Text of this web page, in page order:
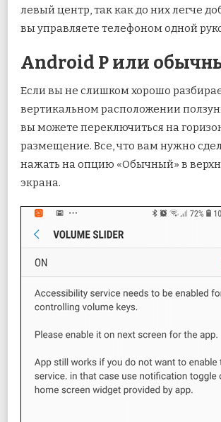
левый центр, так как до них легче
вы управляете телефоном одной
Android P или
Если вы не слишком хорошо
вертикальном расположении
вы можете переключиться на
размещение. Все, что вам нужно
нажать на опцию «Обычный» в
экрана.